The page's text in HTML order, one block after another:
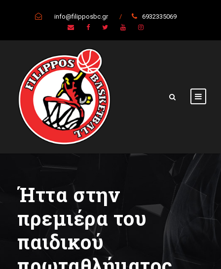
info@filipposbc.gr / 6932335069
Ήττα στην
πρεμιέρα του
παιδικού